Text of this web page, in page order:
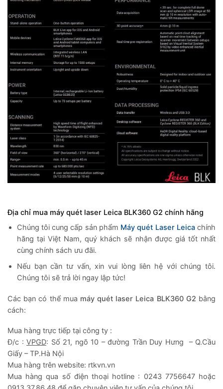
Địa chỉ mua máy quét laser Leica BLK360 G2 chính hãng
Chúng tôi cung cấp sản phẩm Máy quét Laser Leica chính
hãng tại Việt Nam, quý khách sẽ nhận được giá tốt nhất
cùng chính sách ưu đãi.
Nếu bạn cần tư vấn, xin vui lòng liên hệ với chúng tôi.
Chúng tôi sẽ trả lời ngay lập tức!
Các bạn có thể mua máy quét laser Leica BLK360 G2 bằng
cách:
Mua hàng trực tiếp tại công ty :
Đ/c : VPGD: Số 21, ngõ 10 – đường Trần Duy Hưng – Q.Cầu
Giấy – TP.Hà Nội
Mua hàng trên website: rtkvn.vn
Mua hàng qua số điện thoại hotline : 0243 7756647 hoặc